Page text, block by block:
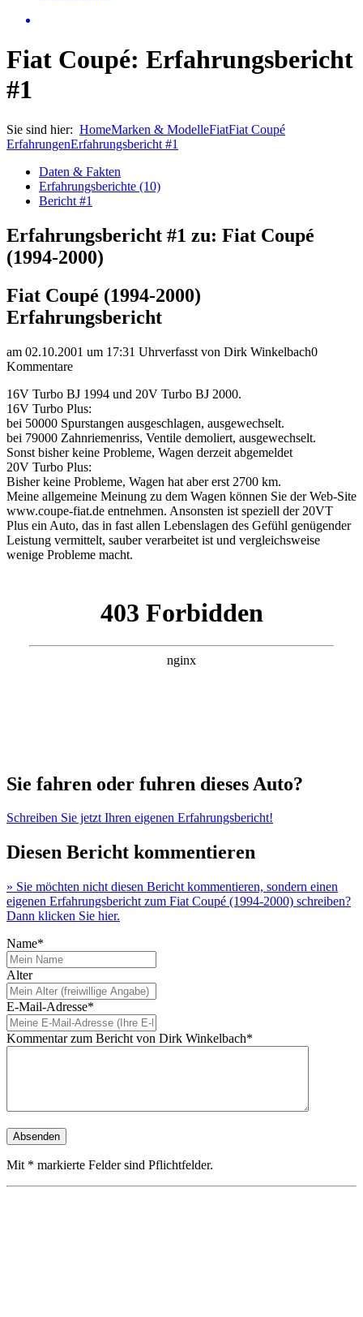
Fiat Coupé: Erfahrungsbericht
#1
Sie sind hier: HomeMarken & ModelleFiatFiat Coupé
ErfahrungenErfahrungsbericht #1
Daten & Fakten
Erfahrungsberichte (10)
Bericht #1
Erfahrungsbericht #1 zu: Fiat Coupé
(1994-2000)
Fiat Coupé (1994-2000)
Erfahrungsbericht
am 02.10.2001 um 17:31 Uhrverfasst von Dirk Winkelbach0
Kommentare
16V Turbo BJ 1994 und 20V Turbo BJ 2000.
16V Turbo Plus:
bei 50000 Spurstangen ausgeschlagen, ausgewechselt.
bei 79000 Zahnriemenriss, Ventile demoliert, ausgewechselt.
Sonst bisher keine Probleme, Wagen derzeit abgemeldet
20V Turbo Plus:
Bisher keine Probleme, Wagen hat aber erst 2700 km.
Meine allgemeine Meinung zu dem Wagen können Sie der Web-Site
www.coupe-fiat.de entnehmen. Ansonsten ist speziell der 20VT
Plus ein Auto, das in fast allen Lebenslagen des Gefühl genügender
Leistung vermittelt, sauber verarbeitet ist und vergleichsweise
wenige Probleme macht.
Sie fahren oder fuhren dieses Auto?
Schreiben Sie jetzt Ihren eigenen Erfahrungsbericht!
Diesen Bericht kommentieren
» Sie möchten nicht diesen Bericht kommentieren, sondern einen
eigenen Erfahrungsbericht zum Fiat Coupé (1994-2000) schreiben?
Dann klicken Sie hier.
Name*
Alter
E-Mail-Adresse*
Kommentar zum Bericht von Dirk Winkelbach*
Mit * markierte Felder sind Pflichtfelder.